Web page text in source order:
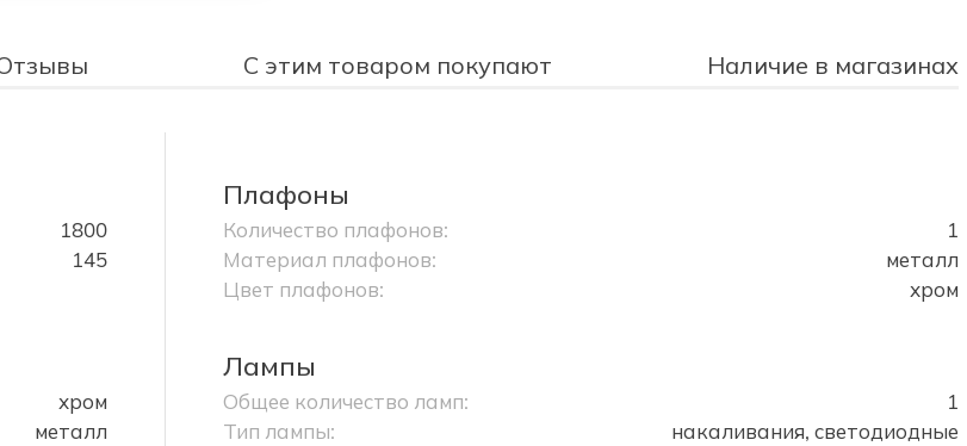
С этим товаром покупают Наличие в магазинах
1800
145
Плафоны
Количество плафонов:
1
Материал плафонов:
металл
Цвет плафонов:
хром
хром
металл
Лампы
Общее количество ламп:
1
Тип лампы:
накаливания, светодиодные